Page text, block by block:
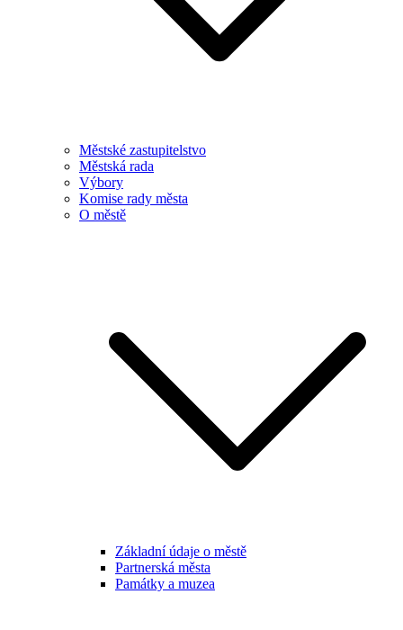
Městské zastupitelstvo
Městská rada
Výbory
Komise rady města
O městě
Základní údaje o městě
Partnerská města
Památky a muzea